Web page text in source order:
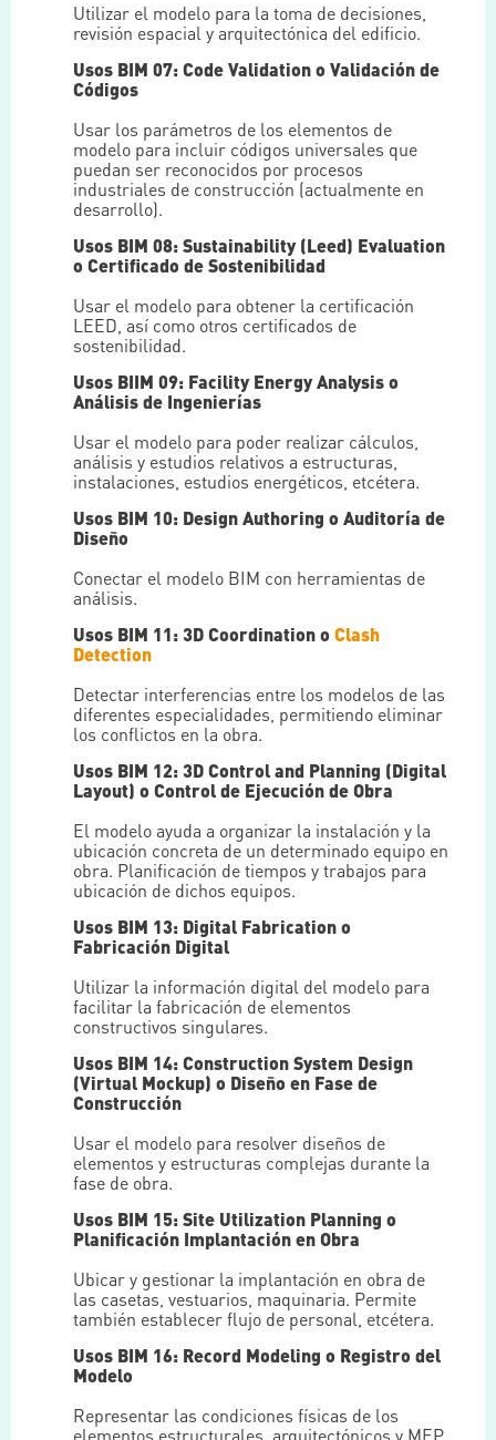
Utilizar el modelo para la toma de decisiones,
revisión espacial y arquitectónica del edificio.
Usos BIM 07: Code Validation o Validación de
Códigos
Usar los parámetros de los elementos de
modelo para incluir códigos universales que
puedan ser reconocidos por procesos
industriales de construcción (actualmente en
desarrollo).
Usos BIM 08: Sustainability (Leed) Evaluation
o Certificado de Sostenibilidad
Usar el modelo para obtener la certificación
LEED, así como otros certificados de
sostenibilidad.
Usos BIIM 09: Facility Energy Analysis o
Análisis de Ingenierías
Usar el modelo para poder realizar cálculos,
análisis y estudios relativos a estructuras,
instalaciones, estudios energéticos, etcétera.
Usos BIM 10: Design Authoring o Auditoría de
Diseño
Conectar el modelo BIM con herramientas de
análisis.
Usos BIM 11: 3D Coordination o Clash
Detection
Detectar interferencias entre los modelos de las
diferentes especialidades, permitiendo eliminar
los conflictos en la obra.
Usos BIM 12: 3D Control and Planning (Digital
Layout) o Control de Ejecución de Obra
El modelo ayuda a organizar la instalación y la
ubicación concreta de un determinado equipo en
obra. Planificación de tiempos y trabajos para
ubicación de dichos equipos.
Usos BIM 13: Digital Fabrication o
Fabricación Digital
Utilizar la información digital del modelo para
facilitar la fabricación de elementos
constructivos singulares.
Usos BIM 14: Construction System Design
(Virtual Mockup) o Diseño en Fase de
Construcción
Usar el modelo para resolver diseños de
elementos y estructuras complejas durante la
fase de obra.
Usos BIM 15: Site Utilization Planning o
Planificación Implantación en Obra
Ubicar y gestionar la implantación en obra de
las casetas, vestuarios, maquinaria. Permite
también establecer flujo de personal, etcétera.
Usos BIM 16: Record Modeling o Registro del
Modelo
Representar las condiciones físicas de los